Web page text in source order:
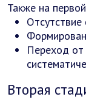
Также на
Отсутствие
Переход от
Вторая